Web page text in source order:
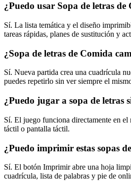
¿Puedo usar Sopa de letras de
Sí. La lista temática y el diseño
tareas rápidas, planes de sustitución y
¿Sopa de letras de Comida
Sí. Nueva partida crea una cuadrícula
puedes repetirlo sin ver siempre el
¿Puedo jugar a sopa de letras
Sí. El juego funciona directamente en el
táctil o pantalla táctil.
¿Puedo imprimir estas sopas
Sí. El botón Imprimir abre una hoja
cuadrícula, lista de palabras y pie de